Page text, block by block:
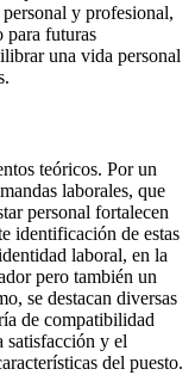
y profesional,
para futuras
una vida personal
teóricos. Por un
laborales, que
personal fortalecen
identificación de estas
laboral, en la
pero también un
se destacan diversas
de compatibilidad
satisfacción y el
del puesto.